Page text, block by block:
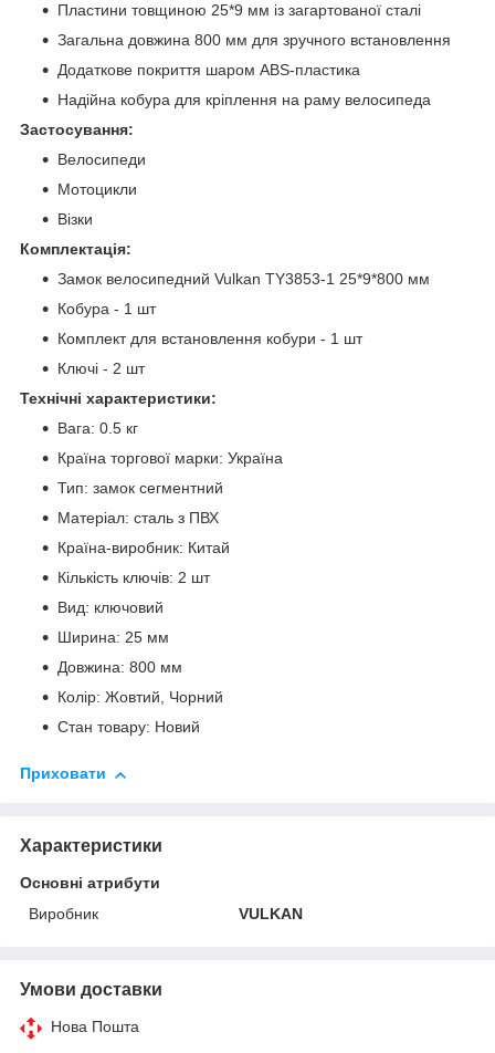
Пластини товщиною 25*9 мм із загартованої сталі
Загальна довжина 800 мм для зручного встановлення
Додаткове покриття шаром ABS-пластика
Надійна кобура для кріплення на раму велосипеда
Застосування:
Велосипеди
Мотоцикли
Візки
Комплектація:
Замок велосипедний Vulkan TY3853-1 25*9*800 мм
Кобура - 1 шт
Комплект для встановлення кобури - 1 шт
Ключі - 2 шт
Технічні характеристики:
Вага: 0.5 кг
Країна торгової марки: Україна
Тип: замок сегментний
Матеріал: сталь з ПВХ
Країна-виробник: Китай
Кількість ключів: 2 шт
Вид: ключовий
Ширина: 25 мм
Довжина: 800 мм
Колір: Жовтий, Чорний
Стан товару: Новий
Приховати
Характеристики
Основні атрибути
Виробник
VULKAN
Умови доставки
Нова Пошта